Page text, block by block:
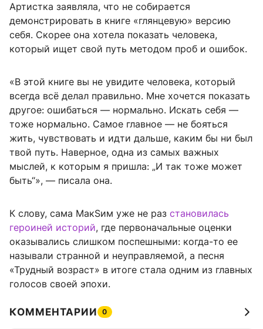
Артистка заявляла, что не собирается
демонстрировать в книге «глянцевую» версию
себя. Скорее она хотела показать человека,
который ищет свой путь методом проб и ошибок.
«В этой книге вы не увидите человека, который
всегда всё делал правильно. Мне хочется показать
другое: ошибаться — нормально. Искать себя —
тоже нормально. Самое главное — не бояться
жить, чувствовать и идти дальше, каким бы ни был
твой путь. Наверное, одна из самых важных
мыслей, к которым я пришла: „И так тоже может
быть“», — писала она.
К слову, сама МакSим уже не раз становилась
героиней историй, где первоначальные оценки
оказывались слишком поспешными: когда-то ее
называли странной и неуправляемой, а песня
«Трудный возраст» в итоге стала одним из главных
голосов своей эпохи.
КОММЕНТАРИИ 0